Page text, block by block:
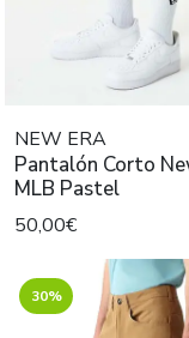
NEW ERA
Pantalón Corto New Era
MLB Pastel
50,00€
30%